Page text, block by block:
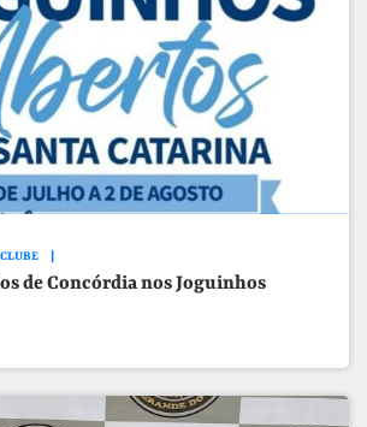
de Concórdia nos Joguinhos